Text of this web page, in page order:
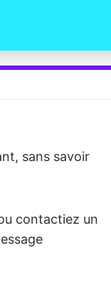
sans savoir
contactiez un